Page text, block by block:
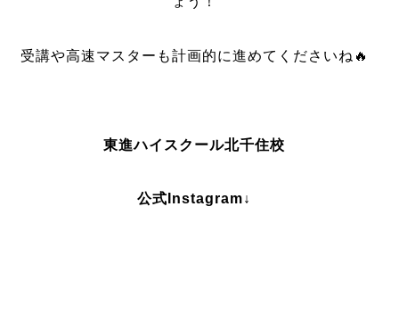
受講や高速マスターも計画的に進めてくださいね🔥
東進ハイスクール北千住校
公式Instagram↓